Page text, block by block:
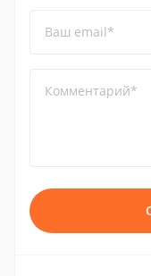
Ваш email*
Комментарий*